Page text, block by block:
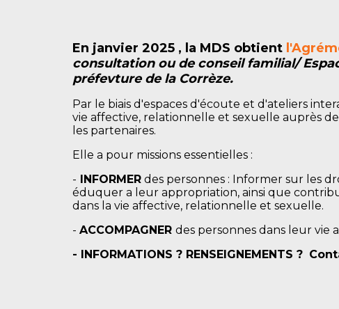
En janvier 2025 , la MDS obtient
consultation ou de conseil familial/
préfevture de la Corrèze.
Par le biais d'espaces d'écoute et d'ateliers
vie affective, relationnelle et sexuelle auprès
les partenaires.
Elle a pour missions essentielles :
- INFORMER des personnes : Informer sur les
éduquer a leur appropriation, ainsi que
dans la vie affective, relationnelle et sexuelle.
- ACCOMPAGNER des personnes dans leur vie
- INFORMATIONS ? RENSEIGNEMENTS ?